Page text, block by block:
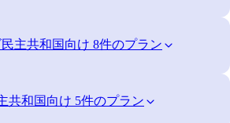
主共和国向け 8件のプラン
共和国向け 5件のプラン